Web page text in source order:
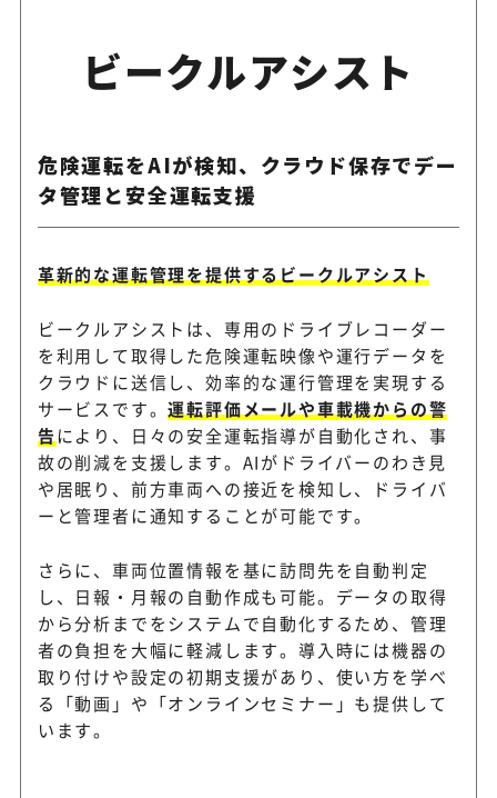
ビークルアシスト
危険運転をAIが検知、クラウド保存でデー
タ管理と安全運転支援
革新的な運転管理を提供するビークルアシスト
ビークルアシストは、専用のドライブレコーダー
を利用して取得した危険運転映像や運行データを
クラウドに送信し、効率的な運行管理を実現する
サービスです。運転評価メールや車載機からの警
告により、日々の安全運転指導が自動化され、事
故の削減を支援します。AIがドライバーのわき見
や居眠り、前方車両への接近を検知し、ドライバ
ーと管理者に通知することが可能です。
さらに、車両位置情報を基に訪問先を自動判定
し、日報・月報の自動作成も可能。データの取得
から分析までをシステムで自動化するため、管理
者の負担を大幅に軽減します。導入時には機器の
取り付けや設定の初期支援があり、使い方を学べ
る「動画」や「オンラインセミナー」も提供して
います。